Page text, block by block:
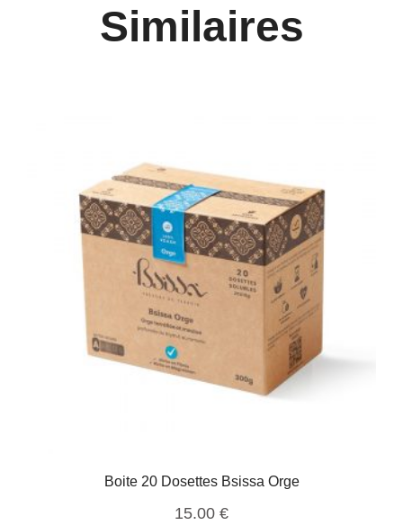
Similaires
Boite 20 Dosettes Bsissa Orge
15.00 €